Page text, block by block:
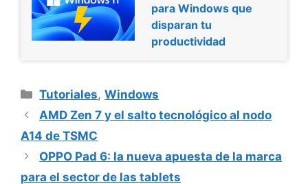
para Windows que
disparan tu
productividad
Categorías
Tutoriales,Windows
AMD Zen 7 y el salto tecnológico al nodo
A14 de TSMC
OPPO Pad 6: la nueva apuesta de la marca
para el sector de las tablets